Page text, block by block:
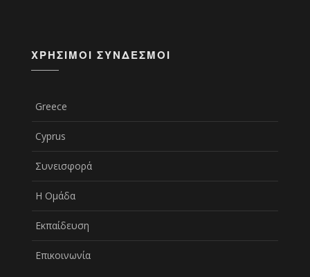
ΧΡΉΣΙΜΟΙ ΣΎΝΔΕΣΜΟΙ
Greece
Cyprus
Συνεισφορά
Η Ομάδα
Εκπαίδευση
Επικοινωνία